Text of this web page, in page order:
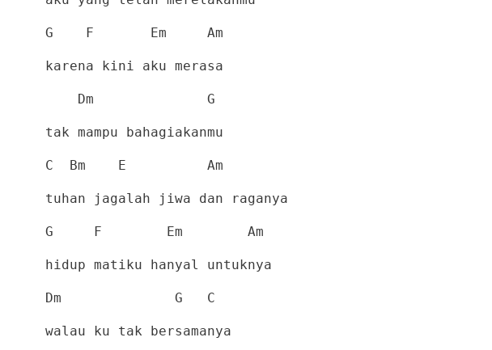
G F Em Am
karena kini aku merasa
Dm G
tak mampu bahagiakanmu
C Bm E Am
tuhan jagalah jiwa dan raganya
G F Em Am
hidup matiku hanyal untuknya
Dm G C
walau ku tak bersamanya